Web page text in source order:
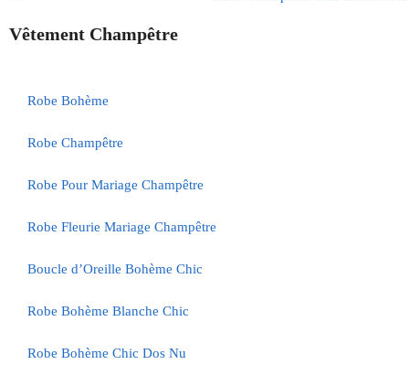
Vêtement Champêtre
Robe Bohème
Robe Champêtre
Robe Pour Mariage Champêtre
Robe Fleurie Mariage Champêtre
Boucle d’Oreille Bohème Chic
Robe Bohème Blanche Chic
Robe Bohème Chic Dos Nu